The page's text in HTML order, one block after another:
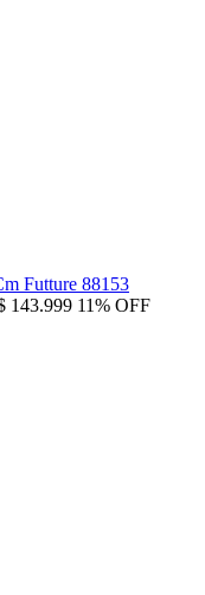
Futture 88153
143.999 11% OFF